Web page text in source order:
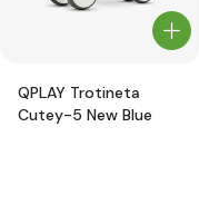
QPLAY Trotineta
Cutey-5 New Blue